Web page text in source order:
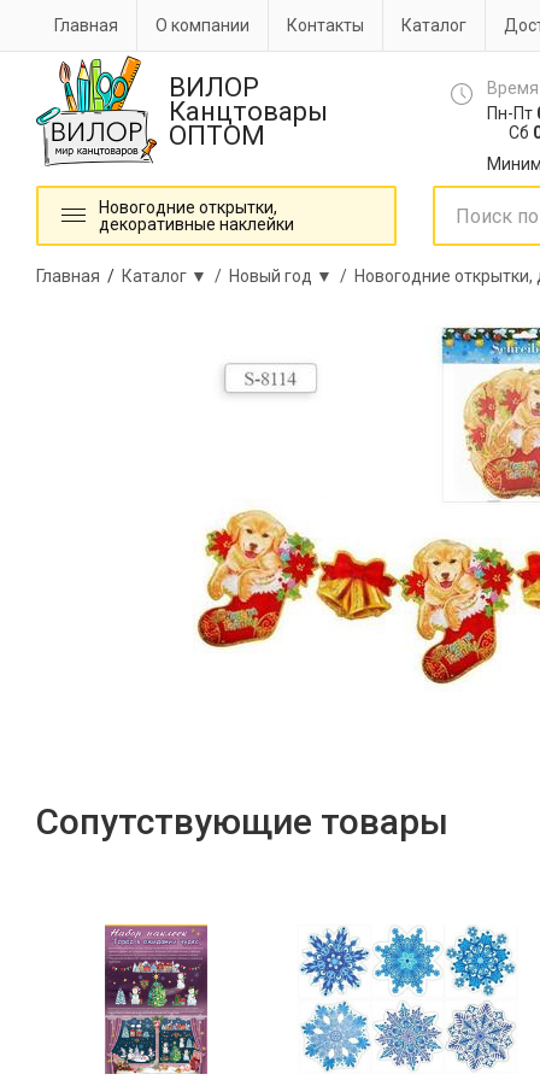
Главная О компании Контакты Каталог
ВИЛОР
Канцтовары
ОПТОМ
Пн-Пт
Сб
Новогодние открытки,
декоративные наклейки
Главная / Каталог ▼ / Новый год ▼ / Новогодние
Сопутствующие товары